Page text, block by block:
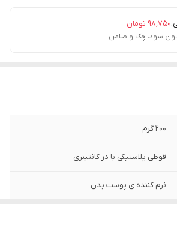
۹۸٬۷۵۰ تومان
200 گرم
قوطی پلاستیکی با در کانتینری
نرم کننده ی پوست بدن